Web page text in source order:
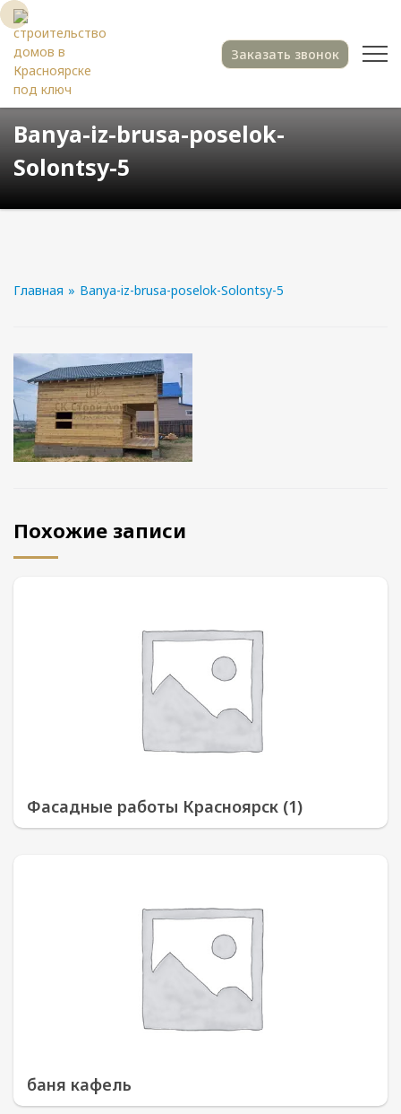
Заказать звонок
Banya-iz-brusa-poselok-
Solontsy-5
Главная » Banya-iz-brusa-poselok-Solontsy-5
Похожие записи
Фасадные работы Красноярск (1)
баня кафель